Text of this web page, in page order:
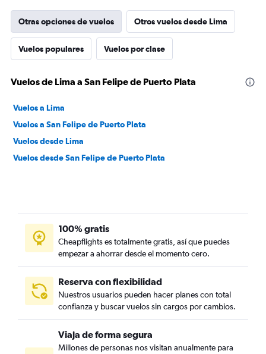
Otras opciones de vuelos Otros vuelos desde Lima
Vuelos populares Vuelos por clase
Vuelos de Lima a San Felipe de Puerto Plata
Vuelos a Lima
Vuelos a San Felipe de Puerto Plata
Vuelos desde Lima
Vuelos desde San Felipe de Puerto Plata
100% gratis
Cheapflights es totalmente gratis, así que puedes
empezar a ahorrar desde el momento cero.
Reserva con flexibilidad
Nuestros usuarios pueden hacer planes con total
confianza y buscar vuelos sin cargos por cambios.
Viaja de forma segura
Millones de personas nos visitan anualmente para